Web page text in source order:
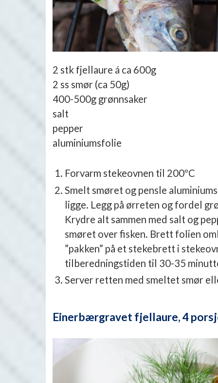
2 stk fjellaure á ca 600g
2 ss smør (ca 50g)
400-500g grønnsaker
salt
pepper
aluminiumsfolie
Forvarm stekeovnen til 200ºC
Smelt smøret og pensle
ligge. Legg på ørreten og fordel
Krydre alt sammen med salt og
smøret over fisken. Brett folien
”pakken” på et stekebrett i
tilberedningstiden til 30-35
Server retten med smeltet smør
Einerbærgravet fjellaure, 4